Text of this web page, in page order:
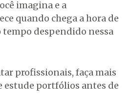
imagina e a
quando chega a hora de
despendido nessa
profissionais, faça mais
estude portfólios antes de